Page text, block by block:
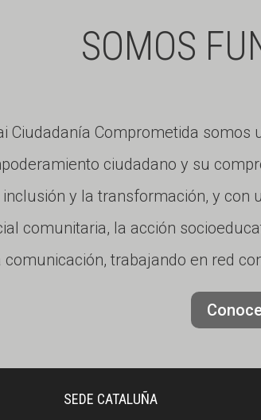
SOMOS
Ciudadanía Comprometida somos
ciudadano y su
y la transformación, y
comunitaria, la acción
trabajando en red
SEDE CATALUÑA